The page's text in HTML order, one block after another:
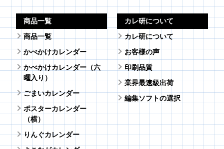
商品一覧
商品一覧
かべかけカレンダー
かべかけカレンダー（六
曜入り）
ごまいカレンダー
ポスターカレンダー
（横）
りんぐカレンダー
カレ研について
カレ研について
お客様の声
印刷品質
業界最速級出荷
編集ソフトの選択